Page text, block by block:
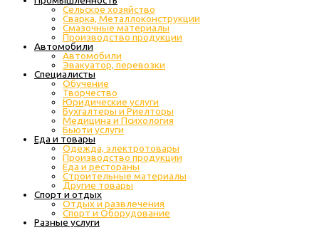
Cельское хозяйство
Сварка, Металлоконструкции
Cмазочные материалы
Производство продукции
Автомобили
Автомобили
Эвакуатор, перевозки
Специалисты
Обучение
Творчество
Юридические услуги
Бухгалтеры и Риелторы
Медицина и Психология
Бьюти услуги
Еда и товары
Одежда, электротовары
Производство продукции
Еда и рестораны
Строительные материалы
Другие товары
Спорт и отдых
Отдых и развлечения
Спорт и Оборудование
Разные услуги